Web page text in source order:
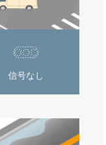
信号なし